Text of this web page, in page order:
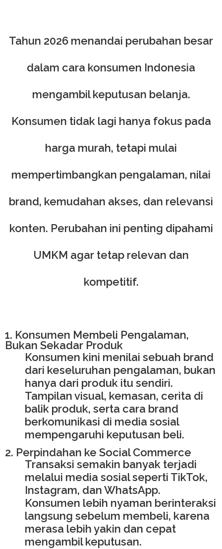
Tahun 2026 menandai perubahan besar
dalam cara konsumen Indonesia
mengambil keputusan belanja.
Konsumen tidak lagi hanya fokus pada
harga murah, tetapi mulai
mempertimbangkan pengalaman, nilai
brand, kemudahan akses, dan relevansi
konten. Perubahan ini penting dipahami
UMKM agar tetap relevan dan
kompetitif.
1. Konsumen Membeli Pengalaman,
Bukan Sekadar Produk
Konsumen kini menilai sebuah brand
dari keseluruhan pengalaman, bukan
hanya dari produk itu sendiri.
Tampilan visual, kemasan, cerita di
balik produk, serta cara brand
berkomunikasi di media sosial
mempengaruhi keputusan beli.
2. Perpindahan ke Social Commerce
Transaksi semakin banyak terjadi
melalui media sosial seperti TikTok,
Instagram, dan WhatsApp.
Konsumen lebih nyaman berinteraksi
langsung sebelum membeli, karena
merasa lebih yakin dan cepat
mengambil keputusan.